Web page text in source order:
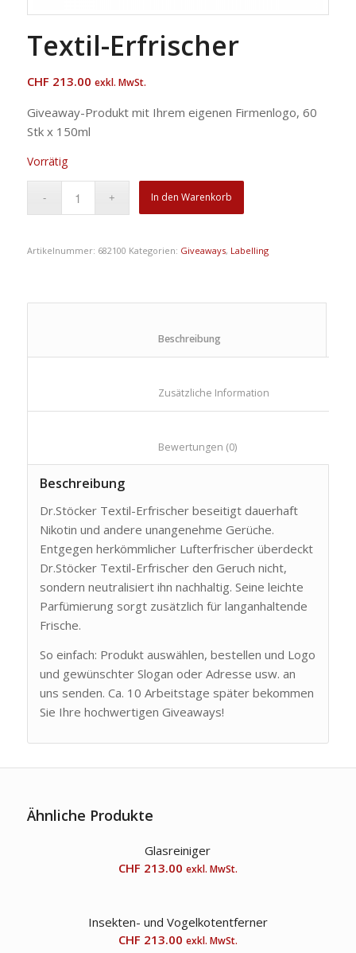
Textil-Erfrischer
CHF 213.00 exkl. MwSt.
Giveaway-Produkt mit Ihrem eigenen Firmenlogo, 60
Stk x 150ml
Vorrätig
In den Warenkorb
Artikelnummer: 682100 Kategorien: Giveaways, Labelling
						Beschreibung
						Bewertungen (0)
Beschreibung
Dr.Stöcker Textil-Erfrischer beseitigt dauerhaft
Nikotin und andere unangenehme Gerüche.
Entgegen herkömmlicher Lufterfrischer überdeckt
Dr.Stöcker Textil-Erfrischer den Geruch nicht,
sondern neutralisiert ihn nachhaltig. Seine leichte
Parfümierung sorgt zusätzlich für langanhaltende
Frische.
So einfach: Produkt auswählen, bestellen und Logo
und gewünschter Slogan oder Adresse usw. an
uns senden. Ca. 10 Arbeitstage später bekommen
Sie Ihre hochwertigen Giveaways!
Ähnliche Produkte
Glasreiniger
CHF 213.00 exkl. MwSt.
Insekten- und Vogelkotentferner
CHF 213.00 exkl. MwSt.